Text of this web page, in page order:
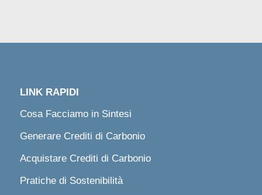
LINK RAPIDI
Cosa Facciamo in Sintesi
Generare Crediti di Carbonio
Acquistare Crediti di Carbonio
Pratiche di Sostenibilità